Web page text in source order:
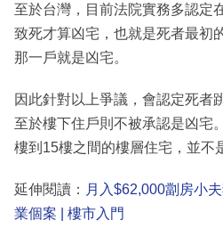
至於台灣，目前法院實務多認定
致死才算凶宅，也就是死者最初
那一戶就是凶宅。
因此針對以上爭議，會認定死者
至於樓下住戶則不被承認是凶宅
樓到15樓之間的樓層住宅，並不
延伸閱讀： 月入$62,000劏房小
業個案 | 樓市入門